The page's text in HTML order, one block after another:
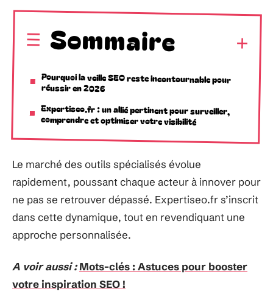
Sommaire
Pourquoi la veille SEO reste incontournable pour
réussir en 2026
Expertiseo.fr : un allié pertinent pour surveiller,
comprendre et optimiser votre visibilité
Le marché des outils spécialisés évolue
rapidement, poussant chaque acteur à innover pour
ne pas se retrouver dépassé. Expertiseo.fr s’inscrit
dans cette dynamique, tout en revendiquant une
approche personnalisée.
A voir aussi : Mots-clés : Astuces pour booster
votre inspiration SEO !